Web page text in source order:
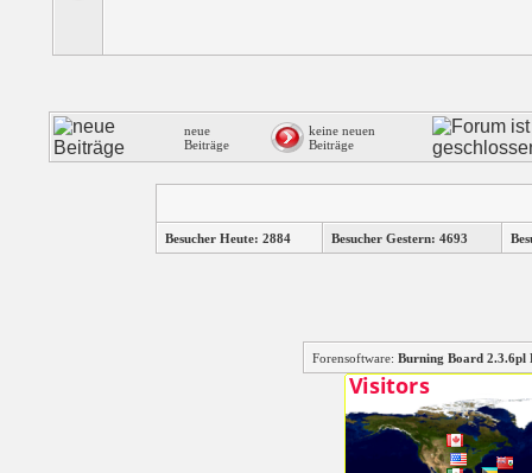
neue
Beiträge
keine neuen
Beiträge
Besucher Heute: 2884 Besucher Gestern: 4693
Forensoftware: Burning Board